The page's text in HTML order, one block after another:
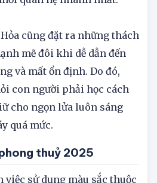
của người đối diện, đó là
cũng đặt ra những thách
mẽ đôi khi dễ dẫn đến
và mất ổn định. Do đó,
con người phải học cách
cho ngọn lửa luôn sáng
quá mức.
thuỷ 2025